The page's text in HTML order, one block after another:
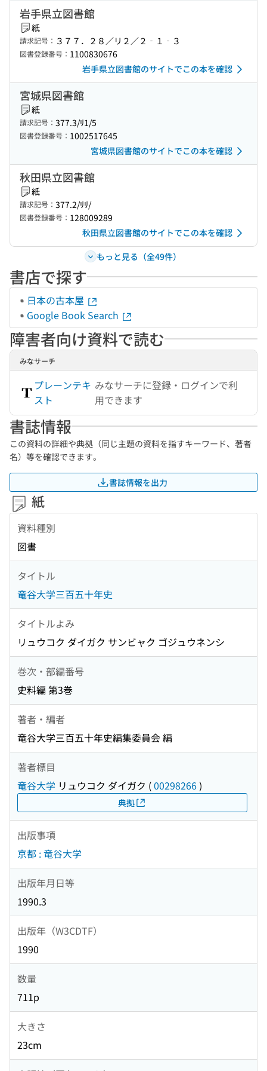
岩手県立図書館
紙
請求記号： ３７７．２８／リ２／２‐１‐３
図書登録番号： 1100830676
岩手県立図書館のサイトでこの本を確認
宮城県図書館
紙
請求記号： 377.3/ﾘ1/5
図書登録番号： 1002517645
宮城県図書館のサイトでこの本を確認
秋田県立図書館
紙
請求記号： 377.2/ﾘﾘ/
図書登録番号： 128009289
秋田県立図書館のサイトでこの本を確認
もっと見る（全49件）
書店で探す
日本の古本屋
Google Book Search
障害者向け資料で読む
みなサーチ
プレーンテキ
スト
みなサーチに登録・ログインで利
用できます
書誌情報
この資料の詳細や典拠（同じ主題の資料を指すキーワード、著者
名）等を確認できます。
書誌情報を出力
紙
資料種別
図書
タイトル
竜谷大学三百五十年史
タイトルよみ
リュウコク ダイガク サンビャク ゴジュウネンシ
巻次・部編番号
史料編 第3巻
著者・編者
竜谷大学三百五十年史編集委員会 編
著者標目
竜谷大学 リュウコク ダイガク (00298266)
典拠
出版事項
京都 : 竜谷大学
出版年月日等
1990.3
出版年（W3CDTF）
1990
数量
711p
大きさ
23cm